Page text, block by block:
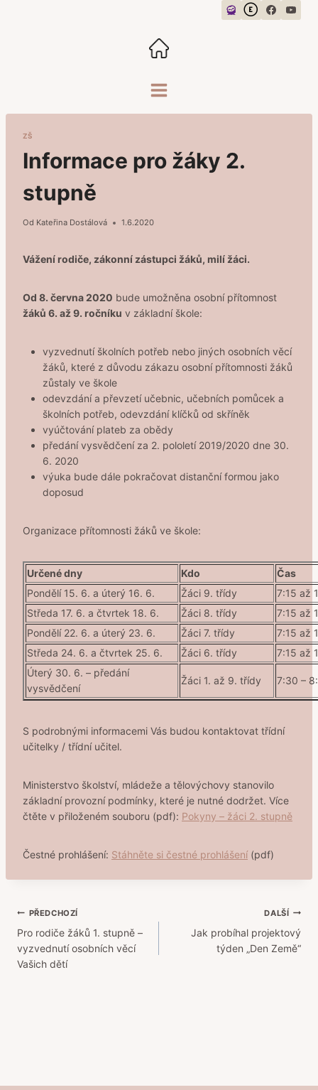
ZŠ
Informace pro žáky 2.
stupně
Od Kateřina Dostálová 1.6.2020
Vážení rodiče, zákonní zástupci žáků, milí žáci.
Od 8. června 2020 bude umožněna osobní přítomnost
žáků 6. až 9. ročníku v základní škole:
vyzvednutí školních potřeb nebo jiných osobních věcí
žáků, které z důvodu zákazu osobní přítomnosti žáků
zůstaly ve škole
odevzdání a převzetí učebnic, učebních pomůcek a
školních potřeb, odevzdání klíčků od skříněk
vyúčtování plateb za obědy
předání vysvědčení za 2. pololetí 2019/2020 dne 30.
6. 2020
výuka bude dále pokračovat distanční formou jako
doposud
Organizace přítomnosti žáků ve škole:
Určené dny Kdo
Čas
Pondělí 15. 6. a úterý 16. 6.
Žáci 9. třídy
7:15 až
Středa 17. 6. a čtvrtek 18. 6.
Žáci 8. třídy
7:15 až
Pondělí 22. 6. a úterý 23. 6.
Žáci 7. třídy
7:15 až
Středa 24. 6. a čtvrtek 25. 6.
Žáci 6. třídy
7:15 až
Úterý 30. 6. – předání
vysvědčení
Žáci 1. až 9. třídy 7:30 –
S podrobnými informacemi Vás budou kontaktovat třídní
učitelky / třídní učitel.
Ministerstvo školství, mládeže a tělovýchovy stanovilo
základní provozní podmínky, které je nutné dodržet. Více
čtěte v přiloženém souboru (pdf): Pokyny – žáci 2. stupně
Čestné prohlášení: Stáhněte si čestné prohlášení(pdf)
Navigace
pro
příspěvek
PŘEDCHOZÍ
Pro rodiče žáků 1. stupně –
vyzvednutí osobních věcí
Vašich dětí
DALŠÍ
Jak probíhal projektový
týden „Den Země“